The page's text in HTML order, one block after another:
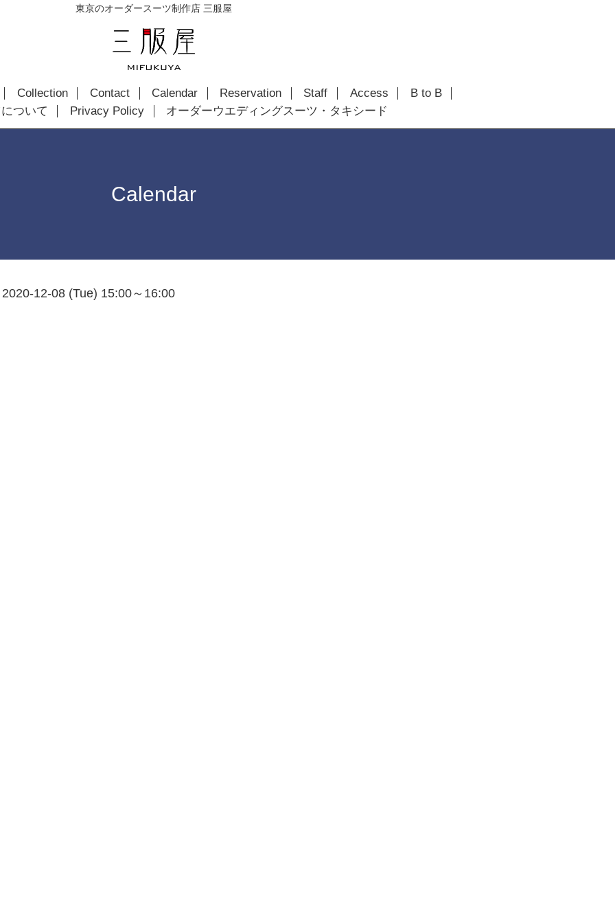
東京のオーダースーツ制作店 三服屋
Collection Contact Calendar Reservation Staff Access
B to B
ついて
Privacy Policy オーダーウエディングスーツ・タキシード
Calendar
2020-12-08 (Tue) 15:00～16:00